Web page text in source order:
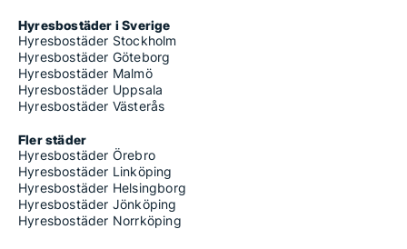
Hyresbostäder i Sverige
Hyresbostäder Stockholm
Hyresbostäder Göteborg
Hyresbostäder Malmö
Hyresbostäder Uppsala
Hyresbostäder Västerås
Fler städer
Hyresbostäder Örebro
Hyresbostäder Linköping
Hyresbostäder Helsingborg
Hyresbostäder Jönköping
Hyresbostäder Norrköping